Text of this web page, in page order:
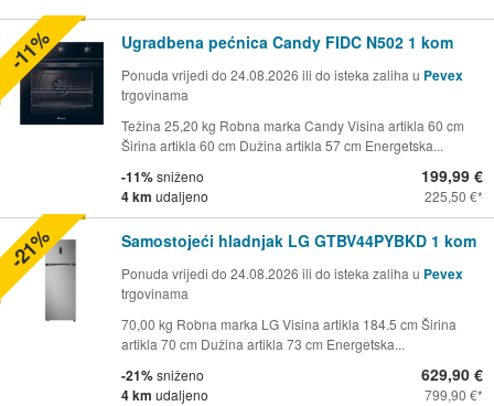
Ugradbena pećnica Candy FIDC N502 1 kom
Ponuda vrijedi do 24.08.2026 ili do isteka zaliha u Pevex
trgovinama
Težina 25,20 kg Robna marka Candy Visina artikla 60 cm
Širina artikla 60 cm Dužina artikla 57 cm Energetska...
-11%sniženo
4 km udaljeno
199,99 €
225,50 €
-11%
Samostojeći hladnjak LG GTBV44PYBKD 1 kom
Ponuda vrijedi do 24.08.2026 ili do isteka zaliha u Pevex
trgovinama
70,00 kg Robna marka LG Visina artikla 184.5 cm Širina
artikla 70 cm Dužina artikla 73 cm Energetska...
-21%sniženo
4 km udaljeno
629,90 €
799,90 €
-21%